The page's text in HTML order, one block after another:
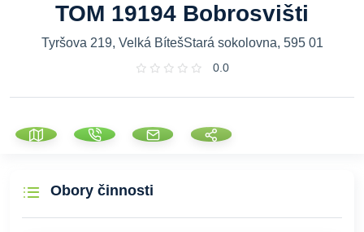
TOM 19194 Bobrosvišti
Tyršova 219, Velká BítešStará sokolovna, 595 01
0.0
Obory činnosti